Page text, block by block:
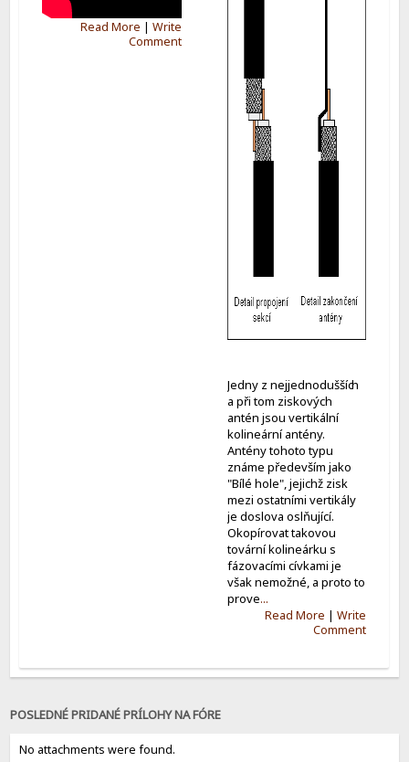
Read More |Write
Comment
Jedny z nejjednodušších
a při tom ziskových
antén jsou vertikální
kolineární antény.
Antény tohoto typu
známe především jako
"Bílé hole", jejichž zisk
mezi ostatními vertikály
je doslova oslňující.
Okopírovat takovou
tovární kolineárku s
fázovacími cívkami je
však nemožné, a proto to
prove...
Read More |Write
Comment
POSLEDNÉ PRIDANÉ PRÍLOHY NA FÓRE
No attachments were found.